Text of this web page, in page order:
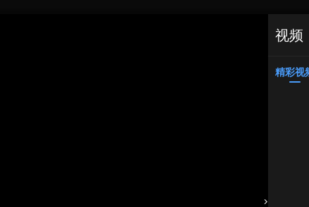
视频
精彩视